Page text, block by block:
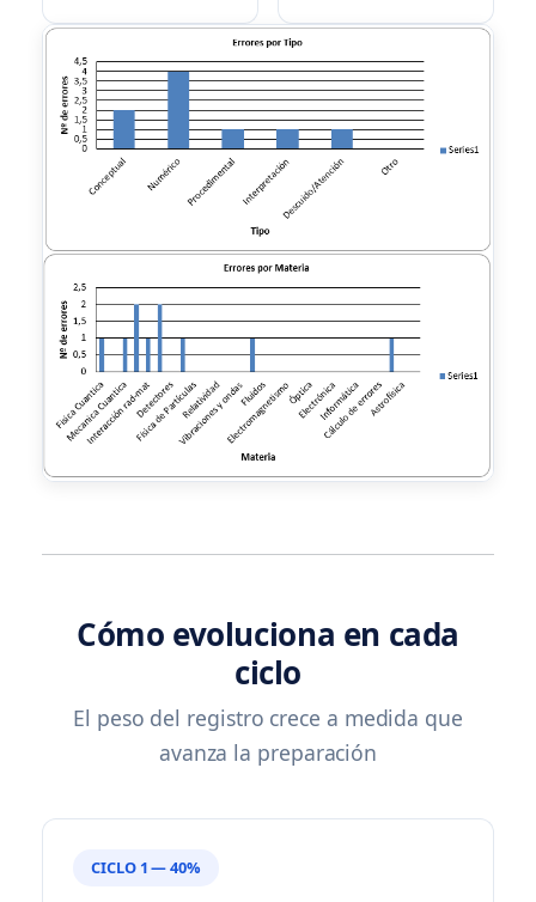
Cómo evoluciona en cada
ciclo
El peso del registro crece a medida que
avanza la preparación
CICLO 1 — 40%